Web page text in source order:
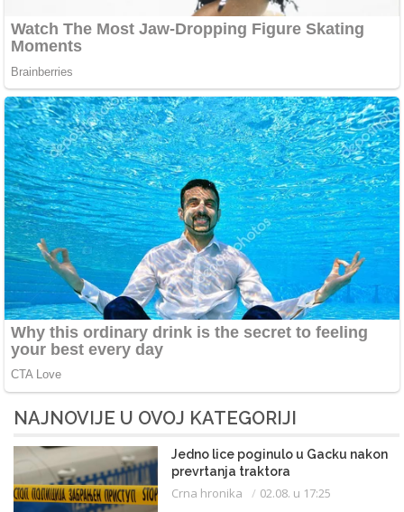
NAJNOVIJE U OVOJ KATEGORIJI
Jedno lice poginulo u Gacku nakon
prevrtanja traktora
Crna hronika 02.08. u 17:25